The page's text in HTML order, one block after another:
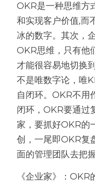
OKR是一种思维方
和实现客户价值,而
冰的数字。其次，
OKR思维，只有他
才能很容易地切换
不是唯数字论，唯
自闭环。OKR不用
闭环，OKR要通过
家，要抓好OKR的
创，一尾即OKR复
面的管理团队去把
《企业家》：